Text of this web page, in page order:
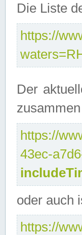
Die Liste
https://
Der
https://
43ec-
oder auch
https://